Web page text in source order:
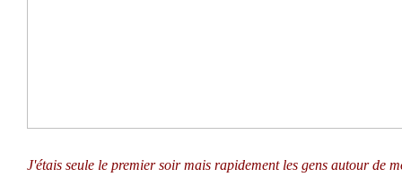
J'étais seule le premier soir mais rapidement les gens autour de